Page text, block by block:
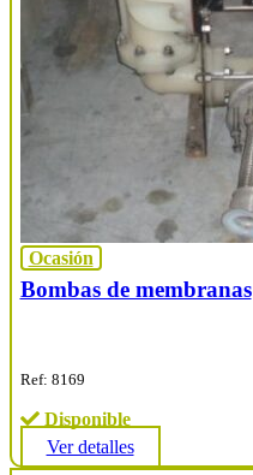
Ocasión
Bombas de membranas
Ref: 8169
Disponible
Ver detalles